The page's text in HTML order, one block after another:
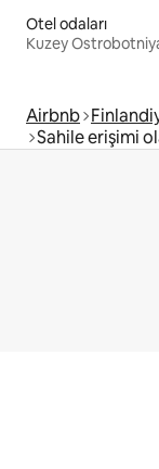
Otel odaları
Kuzey
Airbnb
Sahile erişimi